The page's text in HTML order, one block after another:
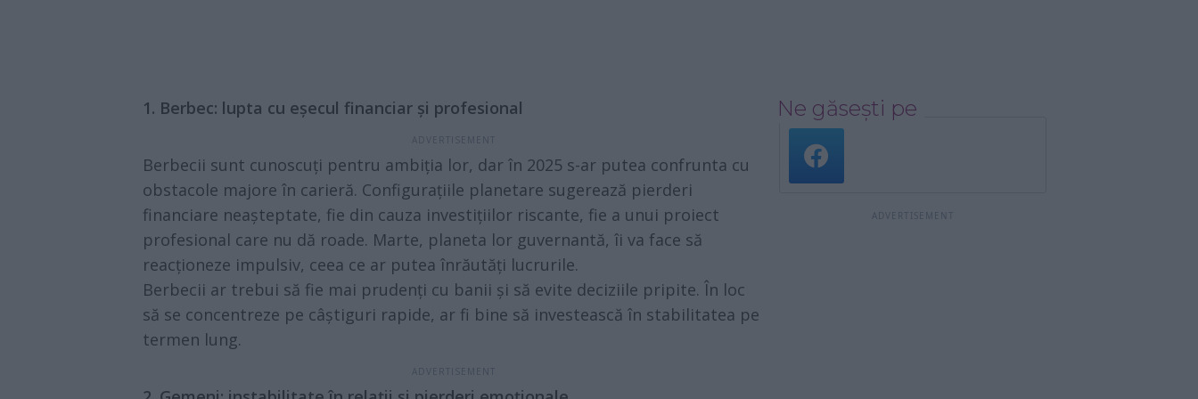
1. Berbec: lupta cu eșecul financiar și profesional
Berbecii sunt cunoscuți pentru ambiția lor, dar în 2025 s-ar putea confrunta cu
obstacole majore în carieră. Configurațiile planetare sugerează pierderi
financiare neașteptate, fie din cauza investițiilor riscante, fie a unui proiect
profesional care nu dă roade. Marte, planeta lor guvernantă, îi va face să
reacționeze impulsiv, ceea ce ar putea înrăutăți lucrurile.
Berbecii ar trebui să fie mai prudenți cu banii și să evite deciziile pripite. În loc
să se concentreze pe câștiguri rapide, ar fi bine să investească în stabilitatea pe
termen lung.
Ne găsești pe